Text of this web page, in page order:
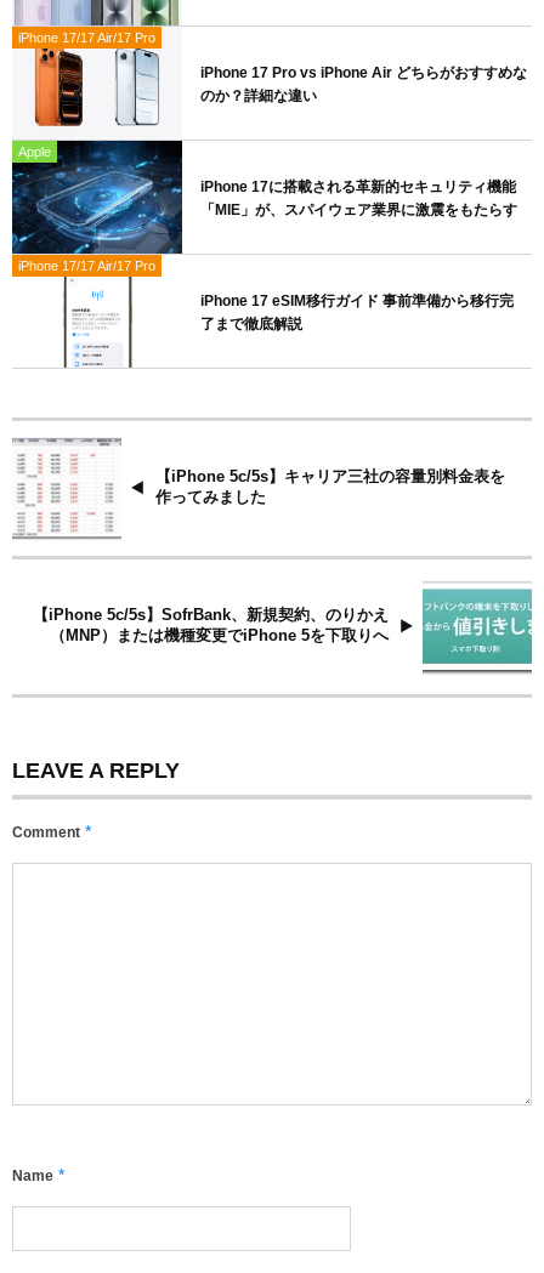
iPhone 17/17 Air/17 Pro
iPhone 17 Pro vs iPhone Air どちらがおすすめな
のか？詳細な違い
Apple
iPhone 17に搭載される革新的セキュリティ機能
「MIE」が、スパイウェア業界に激震をもたらす
iPhone 17/17 Air/17 Pro
iPhone 17 eSIM移行ガイド 事前準備から移行完
了まで徹底解説
【iPhone 5c/5s】キャリア三社の容量別料金表を
作ってみました
【iPhone 5c/5s】SofrBank、新規契約、のりかえ
（MNP）または機種変更でiPhone 5を下取りへ
LEAVE A REPLY
Comment *
Name *